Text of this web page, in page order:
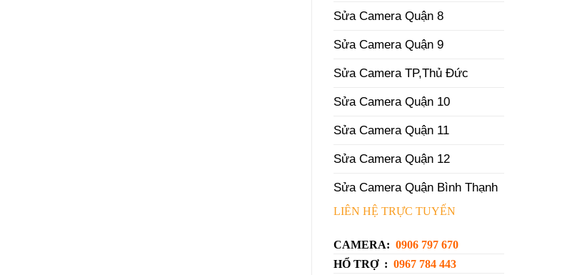
Sửa Camera Quận 8
Sửa Camera Quận 9
Sửa Camera TP,Thủ Đức
Sửa Camera Quận 10
Sửa Camera Quận 11
Sửa Camera Quận 12
Sửa Camera Quận Bình Thạnh
LIÊN HỆ TRỰC TUYẾN
CAMERA: 0906 797 670
HỔ TRỢ : 0967 784 443